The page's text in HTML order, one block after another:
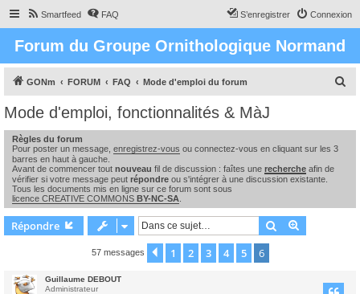
Smartfeed FAQ Connexion
S’enregistrer
Forum du Groupe Ornithologique Normand
GONm FORUM FAQ Mode d'emploi du forum
Mode d'emploi, fonctionnalités & MàJ
Règles du forum
Pour poster un message, enregistrez-vous ou connectez-vous en cliquant sur les 3
barres en haut à gauche.
Avant de commencer tout nouveau fil de discussion : faîtes une recherche afin de
vérifier si votre message peut répondre ou s'intégrer à une discussion existante.
Tous les documents mis en ligne sur ce forum sont sous
licence CREATIVE COMMONS BY-NC-SA
Répondre Rechercher
57 messages Précédente
1 2 3 4 5 6
Guillaume DEBOUT
Administrateur